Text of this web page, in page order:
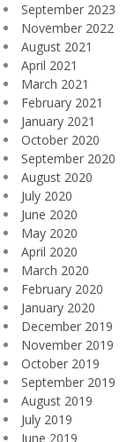
September 2023
November 2022
August 2021
April 2021
March 2021
February 2021
January 2021
October 2020
September 2020
August 2020
July 2020
June 2020
May 2020
April 2020
March 2020
February 2020
January 2020
December 2019
November 2019
October 2019
September 2019
August 2019
July 2019
June 2019